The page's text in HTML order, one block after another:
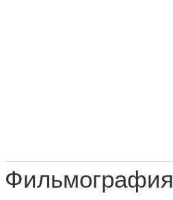
Фильмография